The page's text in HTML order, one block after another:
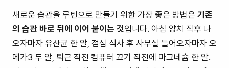
새로운 습관을 루틴으로 만들기 위한 가장 좋은 방법은 기존
의 습관 바로 뒤에 이어 붙이는 것입니다. 아침 양치 직후 나
오자마자 유산균 한 알, 점심 식사 후 사무실 들어오자마자 오
메가3 두 알, 퇴근 직전 컴퓨터 끄기 직전에 마그네슘 한 알.